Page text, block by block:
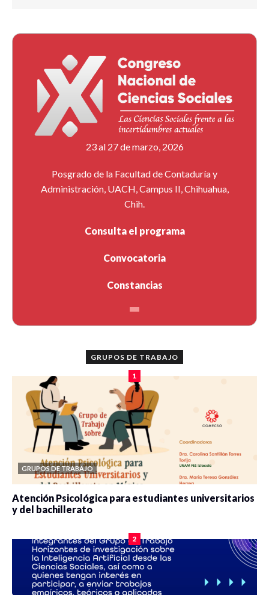
23 al 27 de marzo, 2026
Posgrado de la Facultad de Contaduría y
Administración, UACH, Campus II, Chihuahua,
Chih.
Consulta el programa
Convocatoria
Constancias
GRUPOS DE TRABAJO
1
GRUPOS DE TRABAJO
Atención Psicológica para estudiantes universitarios
y del bachillerato
2